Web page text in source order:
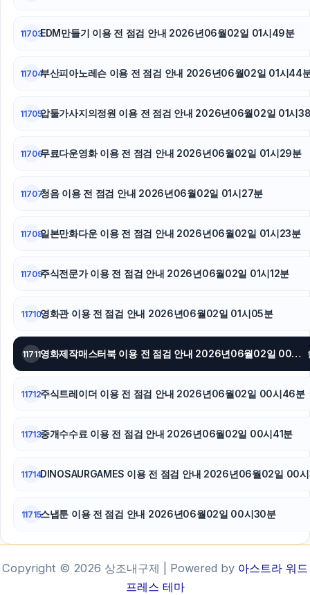
11703EDM만들기 이용 전 점검 안내 2026년06월02일 01시49분
11704부산피아노레슨 이용 전 점검 안내 2026년06월02일 01시44
11705압둘가사지의정원 이용 전 점검 안내 2026년06월02일 01시
11706무료다운영화 이용 전 점검 안내 2026년06월02일 01시29분
11707청음 이용 전 점검 안내 2026년06월02일 01시27분
11708일본만화다운 이용 전 점검 안내 2026년06월02일 01시23분
11709주식전문가 이용 전 점검 안내 2026년06월02일 01시12분
11710영화관 이용 전 점검 안내 2026년06월02일 01시05분
11711 영화제작매스터북 이용 전 점검 안내 2026년06월02일 00시53분
11712주식트레이더 이용 전 점검 안내 2026년06월02일 00시46분
11713중개수수료 이용 전 점검 안내 2026년06월02일 00시41분
11714DINOSAURGAMES 이용 전 점검 안내 2026년06월02일 00
11715스냅툰 이용 전 점검 안내 2026년06월02일 00시30분
Copyright © 2026 상조내구제 | Powered by 아스트라 워드
프레스 테마